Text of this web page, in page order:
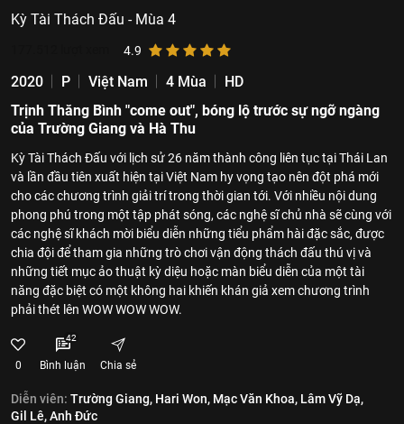
Kỳ Tài Thách Đấu - Mùa 4
4.9
2020 P Việt Nam 4 Mùa
HD
Trịnh Thăng Bình "come out", bóng lộ trước sự ngỡ ngàng
của Trường Giang và Hà Thu
Kỳ Tài Thách Đấu với lịch sử 26 năm thành công liên tục tại Thái Lan
và lần đầu tiên xuất hiện tại Việt Nam hy vọng tạo nên đột phá mới
cho các chương trình giải trí trong thời gian tới. Với nhiều nội dung
phong phú trong một tập phát sóng, các nghệ sĩ chủ nhà sẽ cùng với
các nghệ sĩ khách mời biểu diễn những tiểu phẩm hài đặc sắc, được
chia đội để tham gia những trò chơi vận động thách đấu thú vị và
những tiết mục ảo thuật kỳ diệu hoặc màn biểu diễn của một tài
năng đặc biệt có một không hai khiến khán giả xem chương trình
phải thét lên WOW WOW WOW.
0
42
Bình luận Chia sẻ
Diễn viên: Trường Giang, Hari Won, Mạc Văn Khoa, Lâm Vỹ Dạ,
Gil Lê,Anh Đức